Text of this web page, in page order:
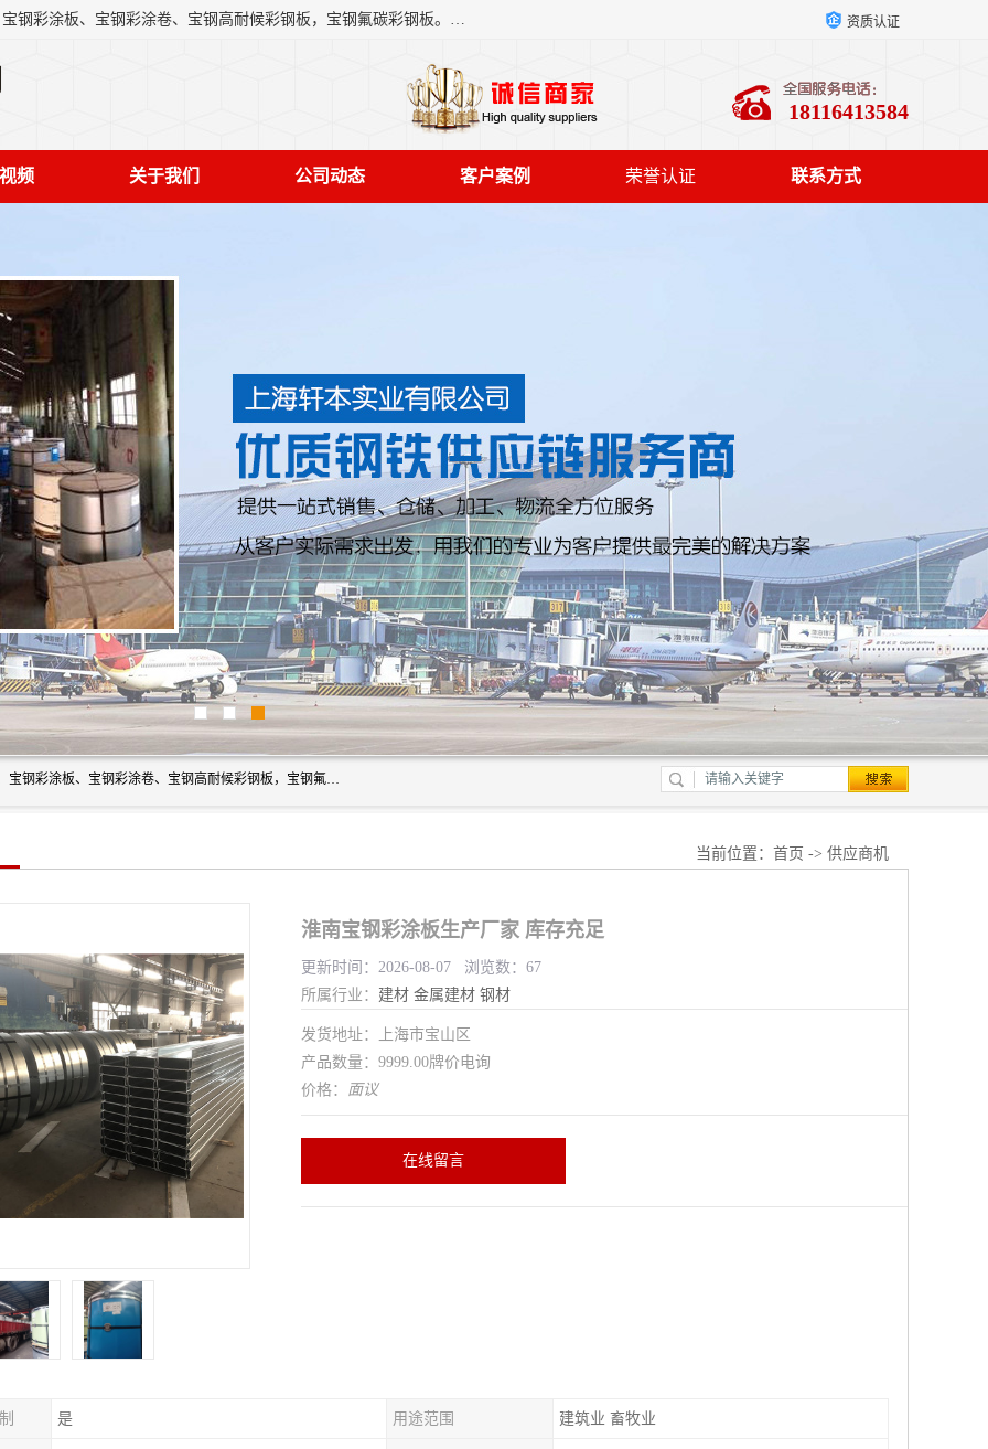
上海轩本实业有限公司主营产品：宝钢彩钢板、宝钢彩钢卷、宝钢彩涂板、宝钢彩涂卷、宝钢高耐候彩钢板，宝钢氟碳彩钢板。是一家集钢铁贸易，物流、加工为一体的产业全配套公司。 资质认证
18116413584
频 关于我们 公司动态 客户案例 荣誉认证 联系方式
上海轩本实业有限公司主营产品：宝钢彩钢板、宝钢彩钢卷、宝钢彩涂板、宝钢彩涂卷、宝钢高耐候彩钢板，宝钢氟碳彩钢板。是一家集钢铁贸易，物流、加工为一体的产业全配套公司。
当前位置： 首页 -> 供应商机
淮南宝钢彩涂板生产厂家 库存充足
更新时间：2026-08-07 浏览数：67
所属行业： 建材 金属建材 钢材
发货地址：上海市宝山区
产品数量：9999.00牌价电询
价格： 面议
在线留言
是 用途范围 建筑业 畜牧业